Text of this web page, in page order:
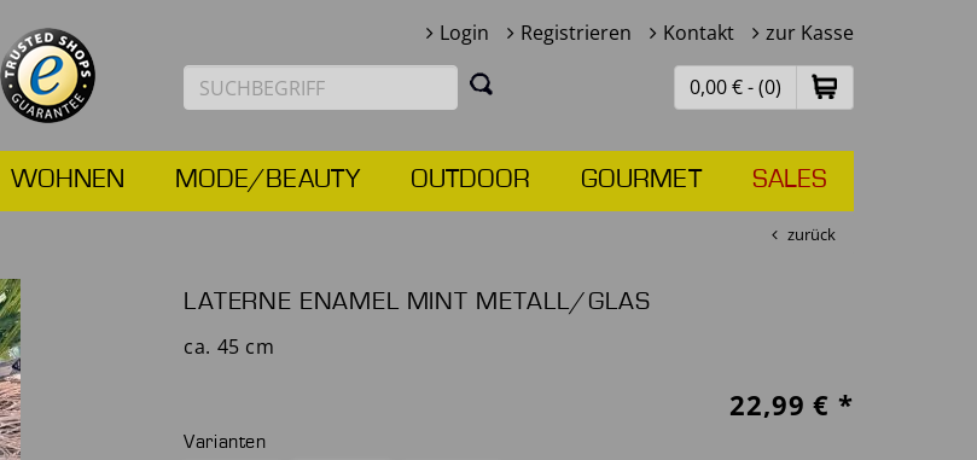
Login Registrieren Kontakt zur Kasse
0,00 € - (0)
WOHNEN MODE/BEAUTY OUTDOOR GOURMET SALES
zurück
LATERNE ENAMEL MINT METALL/GLAS
ca. 45 cm
22,99 € *
Varianten